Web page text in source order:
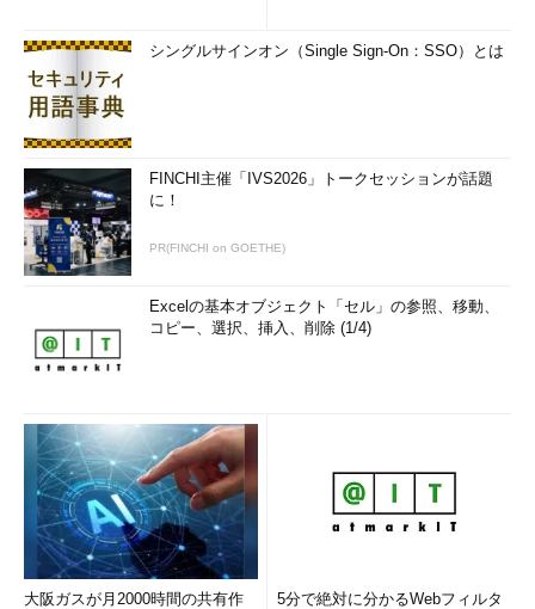
シングルサインオン（Single Sign-On：SSO）とは
FINCHI主催「IVS2026」トークセッションが話題
に！
PR(FINCHI on GOETHE)
Excelの基本オブジェクト「セル」の参照、移動、
コピー、選択、挿入、削除 (1/4)
大阪ガスが月2000時間の共有作
5分で絶対に分かるWebフィルタ